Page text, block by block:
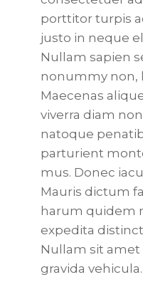
porttitor turpis
justo in neque
Nullam sapien
nonummy non,
Maecenas
viverra diam
natoque
parturient
mus. Donec
Mauris dictum
harum quidem
expedita
Nullam sit
gravida vehicula.